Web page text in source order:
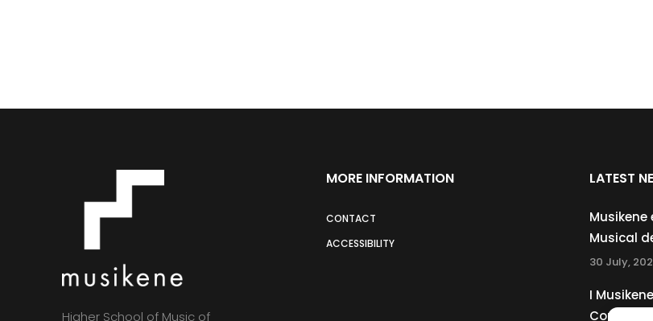
Higher School of Music of
MORE INFORMATION
CONTACT
ACCESSIBILITY
LATEST
Musikene
Musical
30 July,
I